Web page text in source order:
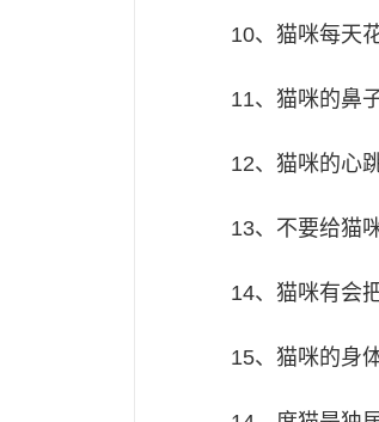
10、猫咪每天
11、猫咪的鼻
12、猫咪的心
13、不要给猫
14、猫咪有会
15、猫咪的身